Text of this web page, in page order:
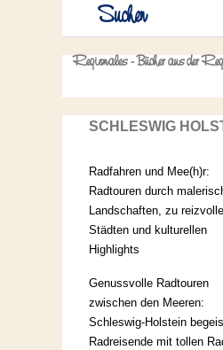
Suchen
Regionales - Bücher aus der
SCHLESWIG
Radfahren und Mee(h)r:
Radtouren durch
Landschaften, zu
Städten und kulturellen
Highlights
Genussvolle Radtouren
zwischen den Meeren:
Schleswig-Holstein
Radreisende mit tollen